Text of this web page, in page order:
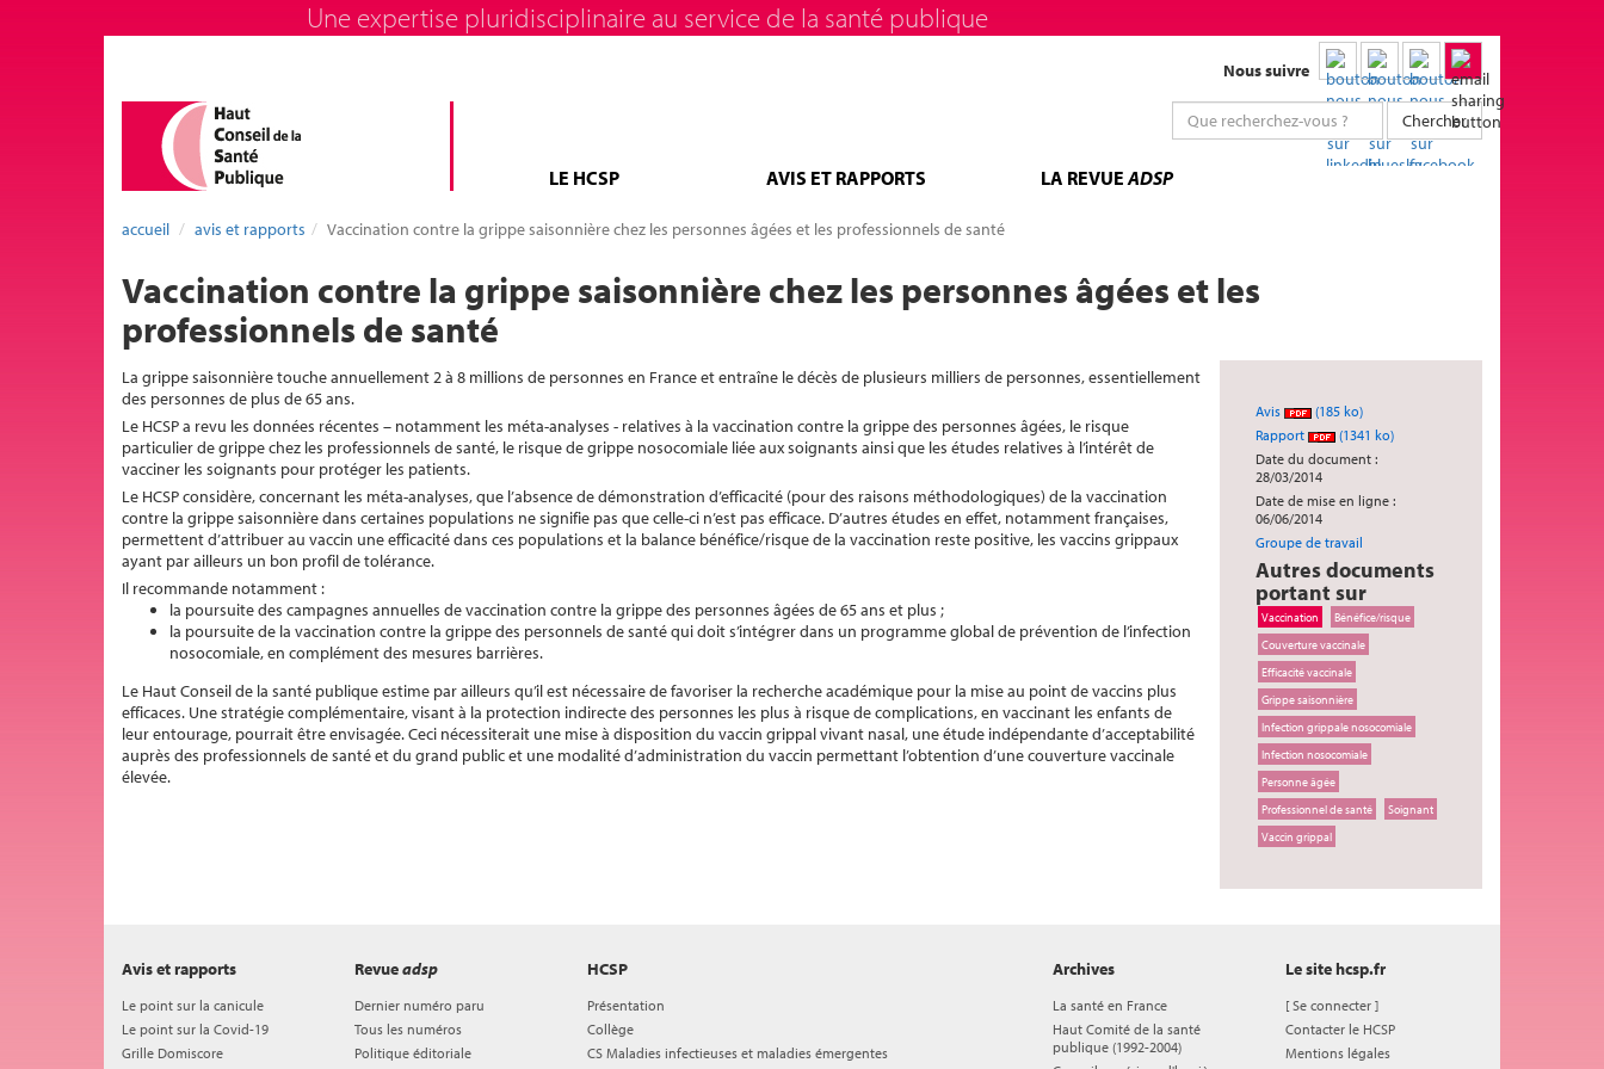
Une expertise pluridisciplinaire au service de la santé publique
Nous suivre
Chercher
LE HCSP AVIS ET RAPPORTS LA REVUEADSP
accueil avis et rapports Vaccination contre la grippe saisonnière chez les personnes âgées et les professionnels de santé
Vaccination contre la grippe saisonnière chez les personnes âgées et les
professionnels de santé
Avis
(185 ko)
Rapport
(1341 ko)
Date du document :
28/03/2014
Date de mise en ligne :
06/06/2014
Groupe de travail
Autres documents
portant sur
Vaccination
Bénéfice/risque
Couverture vaccinale
Efficacité vaccinale
Grippe saisonnière
Infection grippale nosocomiale
Infection nosocomiale
Personne âgée
Professionnel de santé
Soignant
Vaccin grippal
La grippe saisonnière touche annuellement 2 à 8 millions de personnes en France et entraîne le décès de plusieurs milliers de personnes, essentiellement
des personnes de plus de 65 ans.
Le HCSP a revu les données récentes – notamment les méta-analyses - relatives à la vaccination contre la grippe des personnes âgées, le risque
particulier de grippe chez les professionnels de santé, le risque de grippe nosocomiale liée aux soignants ainsi que les études relatives à l’intérêt de
vacciner les soignants pour protéger les patients.
Le HCSP considère, concernant les méta-analyses, que l’absence de démonstration d’efficacité (pour des raisons méthodologiques) de la vaccination
contre la grippe saisonnière dans certaines populations ne signifie pas que celle-ci n’est pas efficace. D’autres études en effet, notamment françaises,
permettent d’attribuer au vaccin une efficacité dans ces populations et la balance bénéfice/risque de la vaccination reste positive, les vaccins grippaux
ayant par ailleurs un bon profil de tolérance.
Il recommande notamment :
la poursuite des campagnes annuelles de vaccination contre la grippe des personnes âgées de 65 ans et plus ;
la poursuite de la vaccination contre la grippe des personnels de santé qui doit s’intégrer dans un programme global de prévention de l’infection
nosocomiale, en complément des mesures barrières.
Le Haut Conseil de la santé publique estime par ailleurs qu’il est nécessaire de favoriser la recherche académique pour la mise au point de vaccins plus
efficaces. Une stratégie complémentaire, visant à la protection indirecte des personnes les plus à risque de complications, en vaccinant les enfants de
leur entourage, pourrait être envisagée. Ceci nécessiterait une mise à disposition du vaccin grippal vivant nasal, une étude indépendante d’acceptabilité
auprès des professionnels de santé et du grand public et une modalité d’administration du vaccin permettant l’obtention d’une couverture vaccinale
élevée.
HCSP
Présentation
Collège
CS Maladies infectieuses et maladies émergentes
Avis et rapports
Le point sur la canicule
Le point sur la Covid-19
Grille Domiscore
Revueadsp
Dernier numéro paru
Tous les numéros
Politique éditoriale
Archives
La santé en France
Haut Comité de la santé
publique (1992-2004)
Le site hcsp.fr
[Se connecter ]
Contacter le HCSP
Mentions légales